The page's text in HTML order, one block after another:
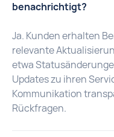
benachrichtigt?
Ja. Kunden erhalten
relevante
etwa
Updates zu ihren
Kommunikation
Rückfragen.